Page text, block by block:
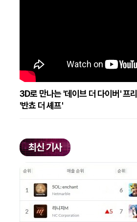
3D로 만나는 '데이브 더 다이버' 프
'반쵸 더 셰프'
최신 기사